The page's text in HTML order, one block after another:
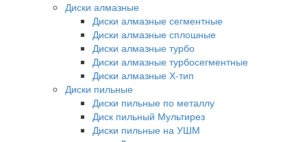
Диски алмазные
Диски алмазные сегментные
Диски алмазные сплошные
Диски алмазные турбо
Диски алмазные турбосегментные
Диски алмазные Х-тип
Диски пильные
Диски пильные по металлу
Диск пильный Мультирез
Диски пильные на УШМ